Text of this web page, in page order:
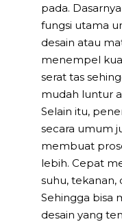
pada.
fungsi utama
desain atau
menempel
serat tas
mudah luntur
Selain itu,
secara umum
membuat
lebih. Cepat
suhu, tekanan,
Sehingga bisa
desain yang